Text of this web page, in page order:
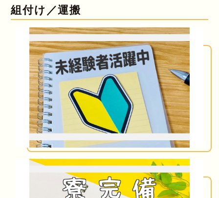
組付け／運搬